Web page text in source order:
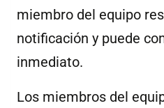
miembro del equipo
notificación y puede
inmediato.
Los miembros del